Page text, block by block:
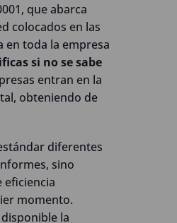
que abarca
colocados en las
en toda la empresa
si no se sabe
entran en la
obteniendo de
diferentes
sino
eficiencia
momento.
la